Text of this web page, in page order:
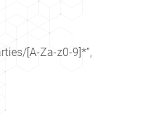
[A-Za-z0-9]*”,